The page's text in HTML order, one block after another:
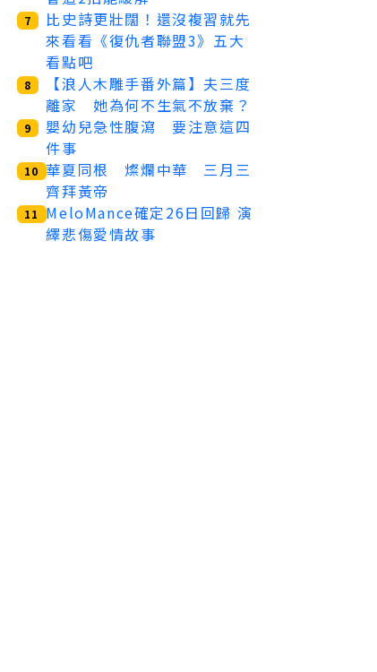
7
比史詩更壯闊！還沒複習就先
來看看《復仇者聯盟3》五大
看點吧
8
【浪人木雕手番外篇】夫三度
離家 她為何不生氣不放棄？
9
嬰幼兒急性腹瀉 要注意這四
件事
10 華夏同根 燦爛中華 三月三
齊拜黃帝
11
MeloMance確定26日回歸 演
繹悲傷愛情故事